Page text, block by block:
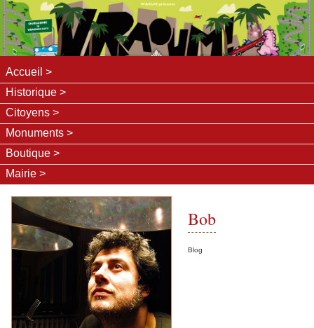
Accueil
Historique
Citoyens
Monuments
Boutique
Mairie
Bob
Blog